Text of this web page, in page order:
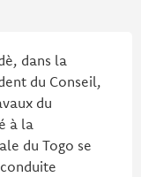
dans la
du Conseil,
du
à la
du Togo se